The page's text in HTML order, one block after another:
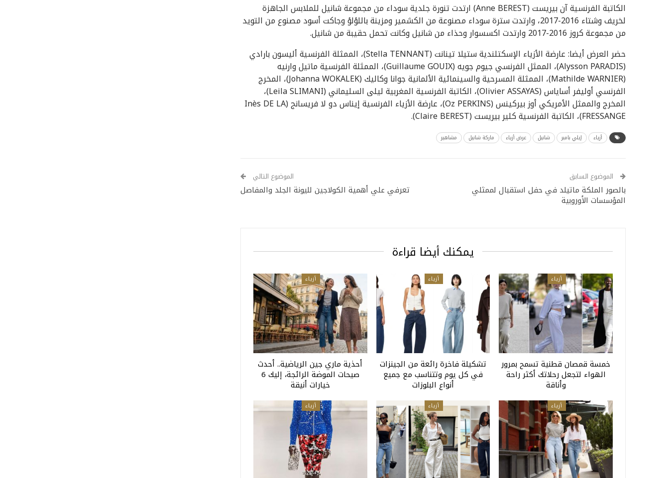
الكاتبة الفرنسية آن بيريست (Anne BEREST) ارتدت تنورة جلدية سوداء من مجموعة شانيل للملابس الجاهزة
لخريف وشتاء 2016-2017، وارتدت سترة سوداء مصنوعة من الكشمير ومزينة باللؤلؤ وجاكت أسود مصنوع من التويد
من مجموعة كروز 2016-2017 وارتدت اكسسوار وحذاء من شانيل وكانت تحمل حقيبة من شانيل.
حضر العرض أيضا: عارضة الأزياء الإسكتلندية ستيلا تينانت (Stella TENNANT)، الممثلة الفرنسية أليسون بارادي
(Alysson PARADIS)، الممثل الفرنسي جيوم جويه (Guillaume GOUIX)، الممثلة الفرنسية ماتيل وارنيه
(Mathilde WARNIER)، الممثلة المسرحية والسينمائية الألمانية جوانا وكاليك (Johanna WOKALEK)، المخرج
الفرنسي أوليفر أساياس (Olivier ASSAYAS)، الكاتبة الفرنسية المغربية ليلى السليماني (Leila SLIMANI)،
المخرج والممثل الأمريكي أوز بيركينس (Oz PERKINS)، عارضة الأزياء الفرنسية إيناس دو لا فريسانج (Inès DE LA
FRESSANGE)، الكاتبة الفرنسية كلير بيريست (Claire BEREST).
أزياء إيلي بامبر شانيل عرض أزياء ماركة شانيل مشاهير
الموضوع السابق
بالصور الملكة ماتيلد في حفل استقبال لممثلي
المؤسسات الأوروبية
الموضوع التالي
تعرفي علي أهمية الكولاجين لليونة الجلد والمفاصل
يمكنك أيضا قراءة
أزياء
خمسة قمصان قطنية تسمح بمرور
الهواء لتجعل رحلاتك أكثر راحة
وأناقة
أزياء
تشكيلة فاخرة رائعة من الجينزات
في كل يوم وتتناسب مع جميع
أنواع البلوزات
أزياء
أحذية ماري جين الرياضية.. أحدث
صيحات الموضة الرائجة، إليك 6
خيارات أنيقة
أزياء أزياء أزياء